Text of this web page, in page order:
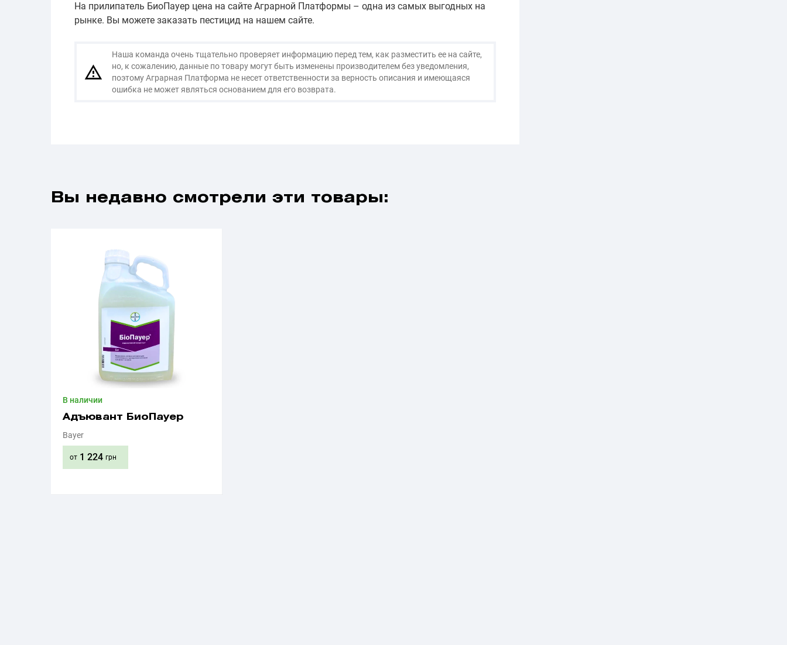
На прилипатель БиоПауер цена на сайте Аграрной Платформы – одна из самых выгодных на
рынке. Вы можете заказать пестицид на нашем сайте.
Наша команда очень тщательно проверяет информацию перед тем, как разместить ее на сайте,
но, к сожалению, данные по товару могут быть изменены производителем без уведомления,
поэтому Аграрная Платформа не несет ответственности за верность описания и имеющаяся
ошибка не может являться основанием для его возврата.
Вы недавно смотрели эти товары:
В наличии
Адъювант БиоПауер
Bayer
от 1 224 грн